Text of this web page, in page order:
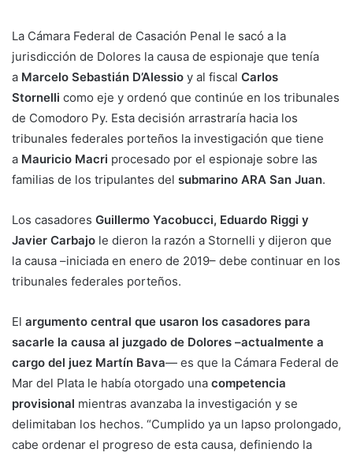
La Cámara Federal de Casación Penal le sacó a la
jurisdicción de Dolores la causa de espionaje que tenía
a Marcelo Sebastián D’Alessio y al fiscal Carlos
Stornelli como eje y ordenó que continúe en los tribunales
de Comodoro Py. Esta decisión arrastraría hacia los
tribunales federales porteños la investigación que tiene
a Mauricio Macri procesado por el espionaje sobre las
familias de los tripulantes del submarino ARA San Juan.
Los casadores Guillermo Yacobucci, Eduardo Riggi y
Javier Carbajo le dieron la razón a Stornelli y dijeron que
la causa –iniciada en enero de 2019– debe continuar en los
tribunales federales porteños.
El argumento central que usaron los casadores para
sacarle la causa al juzgado de Dolores –actualmente a
cargo del juez Martín Bava— es que la Cámara Federal de
Mar del Plata le había otorgado una competencia
provisional mientras avanzaba la investigación y se
delimitaban los hechos. “Cumplido ya un lapso prolongado,
cabe ordenar el progreso de esta causa, definiendo la